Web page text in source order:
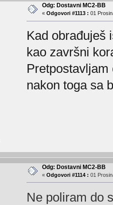
Odg: Dostavni MC2-BB
« Odgovori #1113 : 01
Kad obrađuješ
kao završni
nakon toga sa
Odg: Dostavni MC2-BB
« Odgovori #1114 : 01
Ne poliram do